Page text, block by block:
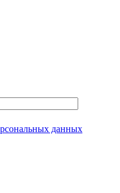
данных